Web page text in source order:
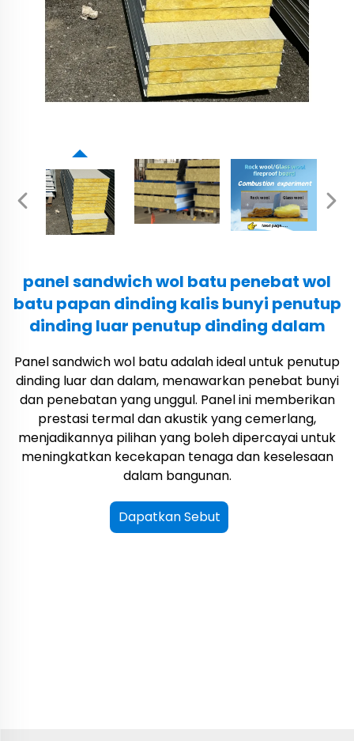
panel sandwich wol batu penebat wol
batu papan dinding kalis bunyi penutup
dinding luar penutup dinding dalam
Panel sandwich wol batu adalah ideal untuk penutup
dinding luar dan dalam, menawarkan penebat bunyi
dan penebatan yang unggul. Panel ini memberikan
prestasi termal dan akustik yang cemerlang,
menjadikannya pilihan yang boleh dipercayai untuk
meningkatkan kecekapan tenaga dan keselesaan
dalam bangunan.
Dapatkan Sebut